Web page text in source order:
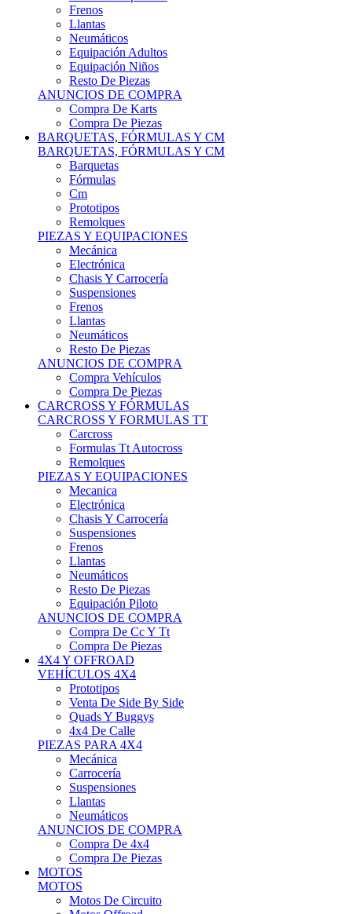
Frenos
Llantas
Neumáticos
Equipación Adultos
Equipación Niños
Resto De Piezas
ANUNCIOS DE COMPRA
Compra De Karts
Compra De Piezas
BARQUETAS, FÓRMULAS Y CM
BARQUETAS, FÓRMULAS Y CM
Barquetas
Fórmulas
Cm
Prototipos
Remolques
PIEZAS Y EQUIPACIONES
Mecánica
Electrónica
Chasis Y Carrocería
Suspensiones
Frenos
Llantas
Neumáticos
Resto De Piezas
ANUNCIOS DE COMPRA
Compra Vehículos
Compra De Piezas
CARCROSS Y FÓRMULAS
CARCROSS Y FORMULAS TT
Carcross
Formulas Tt Autocross
Remolques
PIEZAS Y EQUIPACIONES
Mecanica
Electrónica
Chasis Y Carrocería
Suspensiones
Frenos
Llantas
Neumáticos
Resto De Piezas
Equipación Piloto
ANUNCIOS DE COMPRA
Compra De Cc Y Tt
Compra De Piezas
4X4 Y OFFROAD
VEHÍCULOS 4X4
Prototipos
Venta De Side By Side
Quads Y Buggys
4x4 De Calle
PIEZAS PARA 4X4
Mecánica
Carrocería
Suspensiones
Llantas
Neumáticos
ANUNCIOS DE COMPRA
Compra De 4x4
Compra De Piezas
MOTOS
MOTOS
Motos De Circuito